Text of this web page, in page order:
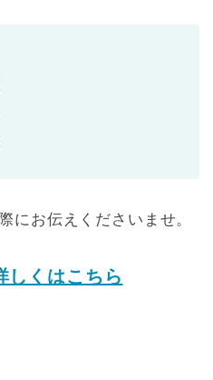
にお伝えくださいませ。
しくはこちら